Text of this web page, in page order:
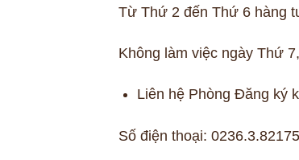
Từ Thứ 2 đến Thứ 6 hàng
Không làm việc ngày Thứ
Liên hệ Phòng Đăng ký
Số điện thoại: